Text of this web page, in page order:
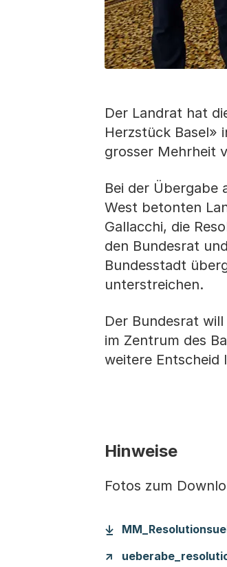
Der Landrat hat
Herzstück Basel»
grosser Mehrheit
Bei der Übergabe
West betonten
Gallacchi, die
den Bundesrat
Bundesstadt
unterstreichen.
Der Bundesrat
im Zentrum des
weitere Entscheid
Hinweise
Fotos zum